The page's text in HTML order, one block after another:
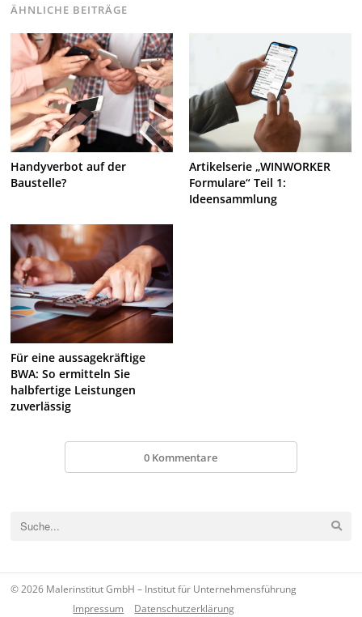
ÄHNLICHE BEITRÄGE
Handyverbot auf der
Baustelle?
Artikelserie „WINWORKER
Formulare“ Teil 1:
Ideensammlung
Für eine aussagekräftige
BWA: So ermitteln Sie
halbfertige Leistungen
zuverlässig
0 Kommentare
© 2026 Malerinstitut GmbH – Institut für Unternehmensführung
Impressum
Datenschutzerklärung